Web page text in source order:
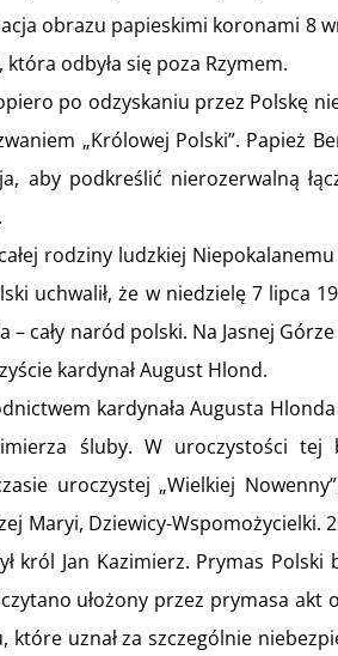
obrazu papieskimi koronami 8
odbyła się poza Rzymem.
po odzyskaniu przez Polskę
„Królowej Polski”. Papież
aby podkreślić nierozerwalną
rodziny ludzkiej
uchwalił, że w niedzielę 7 lipca
cały naród polski. Na Jasnej
kardynał August Hlond.
kardynała Augusta
śluby. W uroczystości tej
uroczystej „Wielkiej
Maryi, Dziewicy-
Jan Kazimierz. Prymas Polski
ułożony przez prymasa
uznał za szczególnie